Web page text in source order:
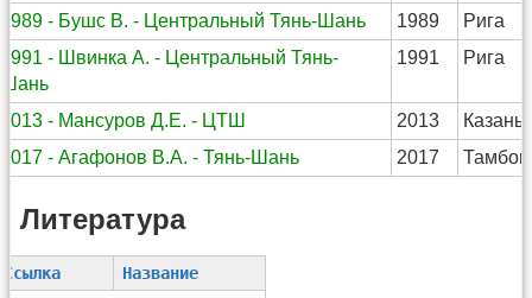
1989 - Бушс В. - Центральный Тянь-Шань 1989
Рига
1991 - Швинка А. - Центральный Тянь-
Шань
1991 Рига
2013 - Мансуров Д.Е. - ЦТШ 2013
Казань
2017 - Агафонов В.А. - Тянь-Шань
2017 Тамбов
Литература
Ссылка Название